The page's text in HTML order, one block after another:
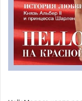
Князь
саммите
Князь Монако
Хокул и